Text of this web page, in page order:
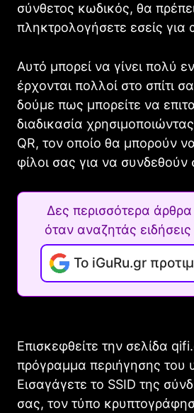
σύνθετος κωδικός, θα
πληκτρολογήσετε εσείς για
Αυτό μπορεί να γίνει πολύ
έρχονται πολλοί στο σπίτι
δούμε πως μπορείτε να
διαδικασία
QR, τον οποίο θα μπορούν
φίλοι σας για να συνδεθούν
Δες περισσότερα
όταν αναζητάς
Το iGuRu.gr
Επισκεφθείτε την σελίδα
πρόγραμμα περιήγησης του
Εισαγάγετε το SSID της
σας, τον τύπο